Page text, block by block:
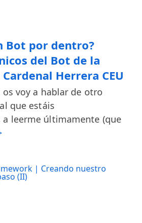
Bot por dentro?
del Bot de la
Herrera CEU
voy a hablar de otro
que estáis
leerme últimamente (que